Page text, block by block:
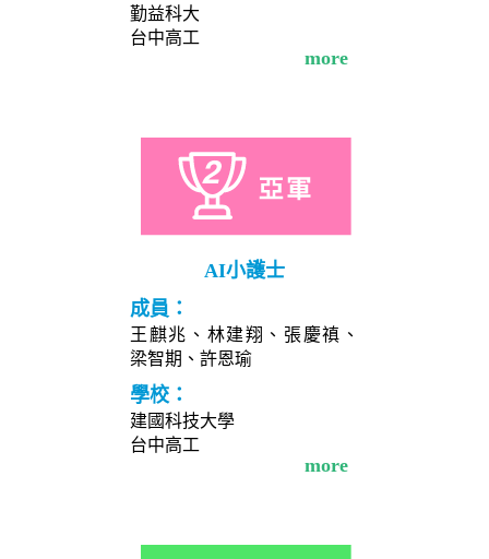
勤益科大
台中高工
more
AI小護士
成員：
王麒兆、林建翔、張慶禛、
梁智期、許恩瑜
學校：
建國科技大學
台中高工
more